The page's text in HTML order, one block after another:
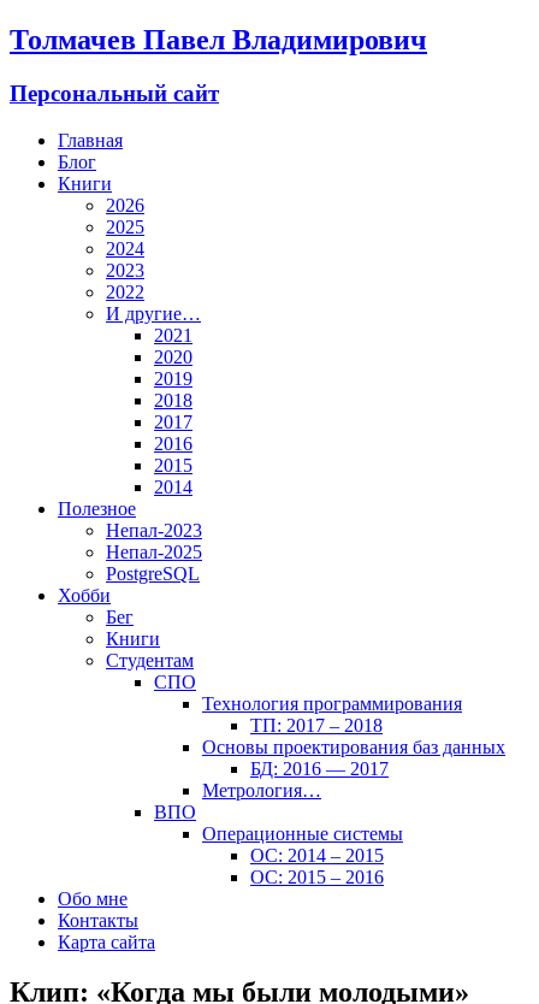
Толмачев Павел Владимирович
Персональный сайт
Главная
Блог
Книги
2026
2025
2024
2023
2022
И другие…
2021
2020
2019
2018
2017
2016
2015
2014
Полезное
Непал-2023
Непал-2025
PostgreSQL
Хобби
Бег
Книги
Студентам
СПО
Технология программирования
ТП: 2017 – 2018
Основы проектирования баз данных
БД: 2016 — 2017
Метрология…
ВПО
Операционные системы
ОС: 2014 – 2015
ОС: 2015 – 2016
Обо мне
Контакты
Карта сайта
Клип: «Когда мы были молодыми»